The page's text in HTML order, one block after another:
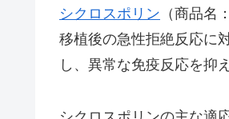
シクロスポリン （商品名
移植後の急性拒絶反応に
し、異常な免疫反応を抑